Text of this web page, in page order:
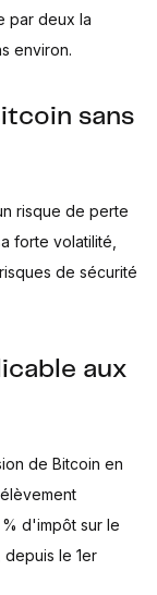
par deux la
environ.
sans
risque de perte
forte volatilité,
de sécurité
aux
de Bitcoin en
d'impôt sur le
le 1er